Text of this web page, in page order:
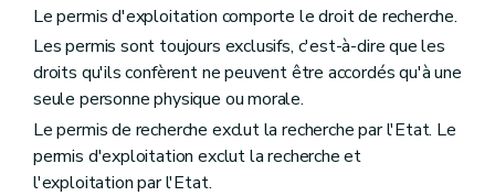
Le permis d'exploitation comporte le droit de recherche.
Les permis sont toujours exclusifs, c'est-à-dire que les
droits qu'ils confèrent ne peuvent être accordés qu'à une
seule personne physique ou morale.
Le permis de recherche exclut la recherche par l'Etat. Le
permis d'exploitation exclut la recherche et
l'exploitation par l'Etat.